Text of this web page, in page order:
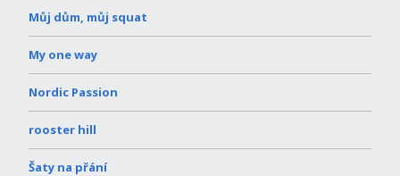
Můj dům, můj squat
My one way
Nordic Passion
rooster hill
Šaty na přání